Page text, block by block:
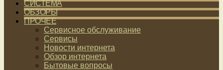
СИСТЕМА
ОБЗОРЫ
ПРОЧЕЕ
Сервисное обслуживание
Сервисы
Новости интернета
Обзор интернета
Бытовые вопросы